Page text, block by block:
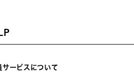
サービスについて